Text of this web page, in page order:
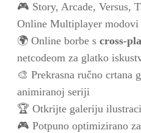
🎮 Story, Arcade, Versus,
Online Multiplayer modovi
🌍 Online borbe s cross-
netcodeom za glatko
🎨 Prekrasna ručno crtana
animiranoj seriji
🏆 Otkrijte galeriju
🎮 Potpuno optimizirano za